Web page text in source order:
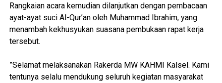
‎Rangkaian acara kemudian dilanjutkan dengan pembacaan
ayat-ayat suci Al-Qur’an oleh Muhammad Ibrahim, yang
menambah kekhusyukan suasana pembukaan rapat kerja
tersebut.
‎”Selamat melaksanakan Rakerda MW KAHMI Kalsel. Kami
tentunya selalu mendukung seluruh kegiatan masyarakat